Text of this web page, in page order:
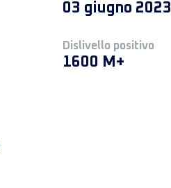
03 giugno 2023
Dislivello positivo
1600 M+